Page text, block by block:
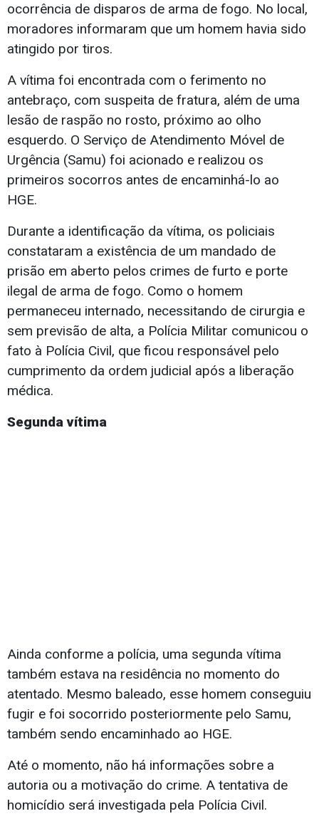
ocorrência de disparos de arma de fogo. No local,
moradores informaram que um homem havia sido
atingido por tiros.
A vítima foi encontrada com o ferimento no
antebraço, com suspeita de fratura, além de uma
lesão de raspão no rosto, próximo ao olho
esquerdo. O Serviço de Atendimento Móvel de
Urgência (Samu) foi acionado e realizou os
primeiros socorros antes de encaminhá-lo ao
HGE.
Durante a identificação da vítima, os policiais
constataram a existência de um mandado de
prisão em aberto pelos crimes de furto e porte
ilegal de arma de fogo. Como o homem
permaneceu internado, necessitando de cirurgia e
sem previsão de alta, a Polícia Militar comunicou o
fato à Polícia Civil, que ficou responsável pelo
cumprimento da ordem judicial após a liberação
médica.
Segunda vítima
Ainda conforme a polícia, uma segunda vítima
também estava na residência no momento do
atentado. Mesmo baleado, esse homem conseguiu
fugir e foi socorrido posteriormente pelo Samu,
também sendo encaminhado ao HGE.
Até o momento, não há informações sobre a
autoria ou a motivação do crime. A tentativa de
homicídio será investigada pela Polícia Civil.